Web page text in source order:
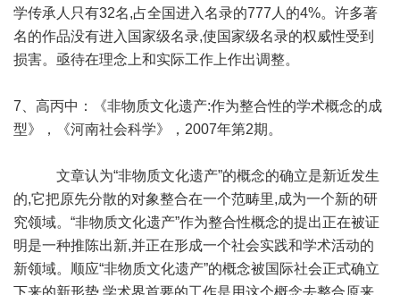
学传承人只有32名,占全国进入名录的777人的4%。许多著
名的作品没有进入国家级名录,使国家级名录的权威性受到
损害。亟待在理念上和实际工作上作出调整。
7、高丙中：《非物质文化遗产:作为整合性的学术概念的成
型》，《河南社会科学》，2007年第2期。
文章认为“非物质文化遗产”的概念的确立是新近发生
的,它把原先分散的对象整合在一个范畴里,成为一个新的研
究领域。“非物质文化遗产”作为整合性概念的提出正在被证
明是一种推陈出新,并正在形成一个社会实践和学术活动的
新领域。顺应“非物质文化遗产”的概念被国际社会正式确立
下来的新形势,学术界首要的工作是用这个概念去整合原来